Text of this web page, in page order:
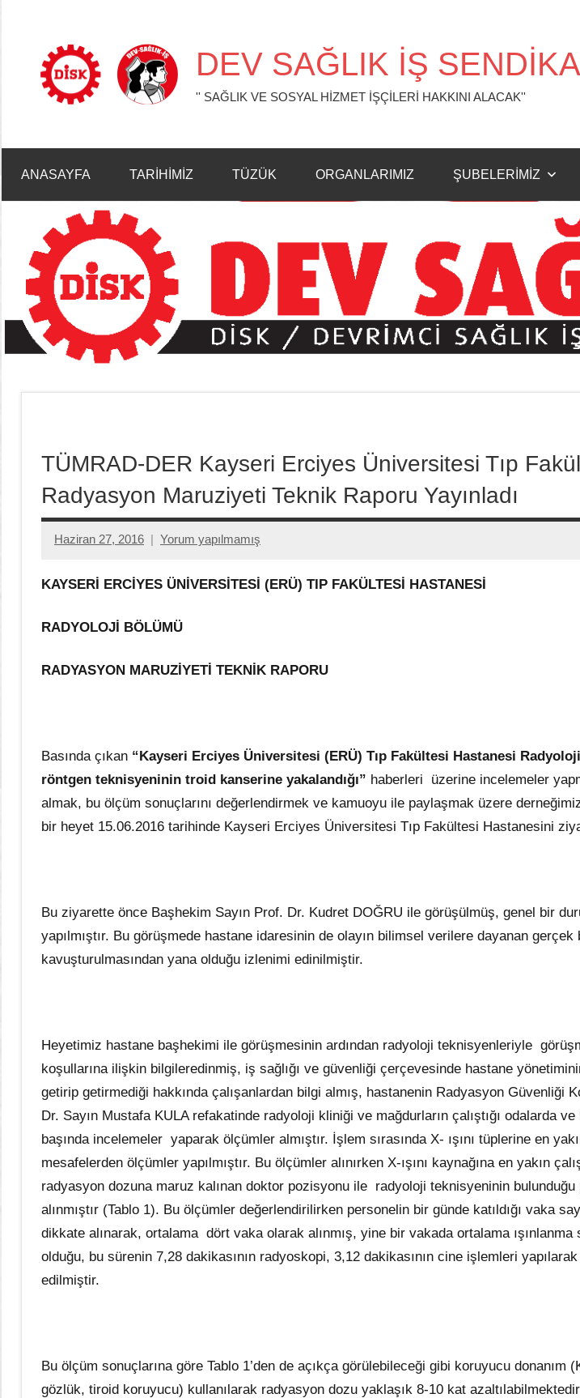
DEV SAĞLIK İŞ
'' SAĞLIK VE SOSYAL HİZMET İŞÇİLERİ HAKKINI ALACAK''
ANASAYFA TARİHİMİZ TÜZÜK ORGANLARIMIZ ŞUBELERİMİZ
TÜMRAD-DER Kayseri Erciyes Üniversitesi Tıp
Radyasyon Maruziyeti Teknik Raporu Yayınladı
Haziran 27, 2016
Aksu
Yorum yapılmamış
KAYSERİ ERCİYES ÜNİVERSİTESİ (ERÜ) TIP FAKÜLTESİ HASTANESİ
RADYOLOJİ BÖLÜMÜ
RADYASYON MARUZİYETİ TEKNİK RAPORU
Basında çıkan “Kayseri Erciyes Üniversitesi (ERÜ) Tıp Fakültesi Hastanesi
röntgen teknisyeninin troid kanserine yakalandığı” haberleri üzerine incelemeler
almak, bu ölçüm sonuçlarını değerlendirmek ve kamuoyu ile paylaşmak üzere
bir heyet 15.06.2016 tarihinde Kayseri Erciyes Üniversitesi Tıp Fakültesi Hastanesini
Bu ziyarette önce Başhekim Sayın Prof. Dr. Kudret DOĞRU ile görüşülmüş, genel bir
yapılmıştır. Bu görüşmede hastane idaresinin de olayın bilimsel verilere dayanan gerçek
kavuşturulmasından yana olduğu izlenimi edinilmiştir.
Heyetimiz hastane başhekimi ile görüşmesinin ardından radyoloji teknisyenleriyle
koşullarına ilişkin bilgileredinmiş, iş sağlığı ve güvenliği çerçevesinde hastane
getirip getirmediği hakkında çalışanlardan bilgi almış, hastanenin Radyasyon Güvenliği
Dr. Sayın Mustafa KULA refakatinde radyoloji kliniği ve mağdurların çalıştığı odalarda ve
başında incelemeler yaparak ölçümler almıştır. İşlem sırasında X- ışını tüplerine en
mesafelerden ölçümler yapılmıştır. Bu ölçümler alınırken X-ışını kaynağına en yakın
radyasyon dozuna maruz kalınan doktor pozisyonu ile radyoloji teknisyeninin
alınmıştır (Tablo 1). Bu ölçümler değerlendirilirken personelin bir günde katıldığı vaka
dikkate alınarak, ortalama dört vaka olarak alınmış, yine bir vakada ortalama
olduğu, bu sürenin 7,28 dakikasının radyoskopi, 3,12 dakikasının cine işlemleri yapılarak
edilmiştir.
Bu ölçüm sonuçlarına göre Tablo 1’den de açıkça görülebileceği gibi koruyucu donanım
gözlük, tiroid koruyucu) kullanılarak radyasyon dozu yaklaşık 8-10 kat